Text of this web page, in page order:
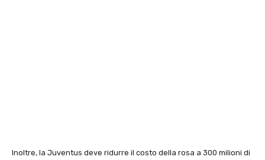
Inoltre, la Juventus deve ridurre il costo della rosa a 300 milioni di